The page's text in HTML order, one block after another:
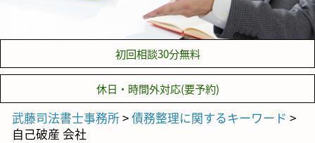
初回相談30分無料
休日・時間外対応(要予約)
武藤司法書士事務所>債務整理に関するキーワード >
自己破産 会社